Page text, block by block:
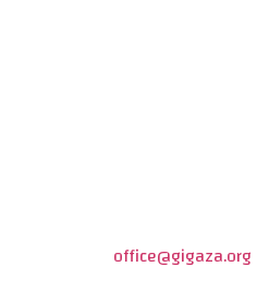
office@gigaza.org